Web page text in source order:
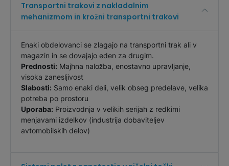
Transportni trakovi z nakladalnim
mehanizmom in krožni transportni trakovi
Enaki obdelovanci se zlagajo na transportni trak ali v
magazin in se dovajajo eden za drugim.
Prednosti: Majhna naložba, enostavno upravljanje,
visoka zanesljivost
Slabosti: Samo enaki deli, velik obseg predelave, velika
potreba po prostoru
Uporaba: Proizvodnja v velikih serijah z redkimi
menjavami izdelkov (industrija dobaviteljev
avtomobilskih delov)